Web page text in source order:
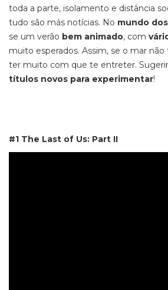
toda a parte, isolamento e distância
tudo são más notícias. No mundo
se um verão bem animado, com
muito esperados. Assim, se o mar não
ter muito com que te entreter.
títulos novos para experimentar!
#1 The Last of Us: Part II